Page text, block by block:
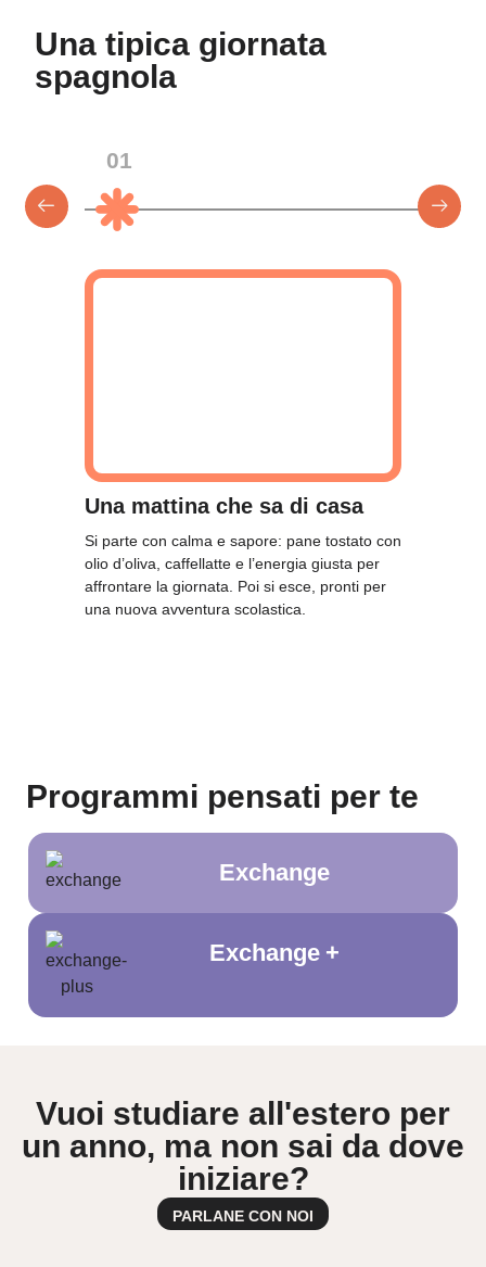
Una tipica giornata
spagnola
01
Una mattina che sa di casa
Si parte con calma e sapore: pane tostato con
olio d’oliva, caffellatte e l’energia giusta per
affrontare la giornata. Poi si esce, pronti per
una nuova avventura scolastica.
Programmi pensati per te
Exchange
Exchange +
Vuoi studiare all'estero per
un anno, ma non sai da dove
iniziare?
PARLANE CON NOI